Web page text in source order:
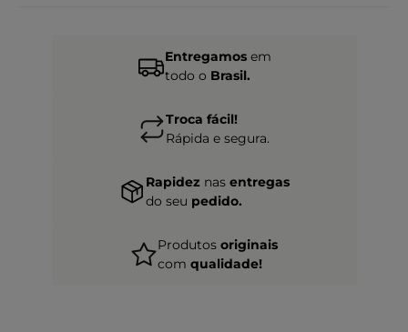
Entregamosem
todo o Brasil.
Troca fácil!
Rápida e segura.
Rapidez nas entregas
do seu pedido.
Produtos originais
com qualidade!